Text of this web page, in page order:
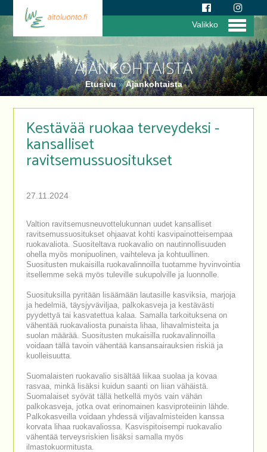
AJANKOHTAISTA
Etusivu»Ajankohtaista
Valikko
Kestävää ruokaa terveydeksi -
kansalliset
ravitsemussuositukset
27.11.2024
Valtion ravitsemusneuvottelukunnan uudet kansalliset
ravitsemussuositukset ohjaavat kohti kasvipainotteisempaa
ruokavaliota. Suositeltava ruokavalio on nautinnollisuuden
ohella myös monipuolinen, vaihteleva ja kohtuullinen.
Suositusten mukaisilla ruokavalinnoilla tuotamme hyvinvointia
itsellemme sekä myös tuleville sukupolville ja luonnolle.
Suosituksilla pyritään lisäämään lautasille kasviksia, marjoja
ja hedelmiä, täysjyväviljaa, palkokasveja ja kestävästi
pyydettyä tai kasvatettua kalaa. Samalla tarkoituksena on
vähentää ruokavaliosta punaista lihaa, lihavalmisteita ja
suolan määrää. Suositusten mukaisilla ruokavalinnoilla
voidaan tällä tavoin vähentää kansansairauksien riskiä ja
kuolleisuutta.
Suomalaisten ruokavalio sisältää liikaa suolaa ja kovaa
rasvaa, minkä lisäksi kuidun saanti on liian vähäistä.
Suomalaiset syövät tällä hetkellä myös vain vähän
palkokasveja, jotka ovat erinomainen kasviproteiinin lähde.
Palkokasveilla voidaan yhdessä viljavalmisteiden kanssa
korvata lihaa ruokavaliossa. Kasvispitoisempi ruokavalio
vähentää terveysriskien lisäksi samalla myös
ilmastokuormitusta.